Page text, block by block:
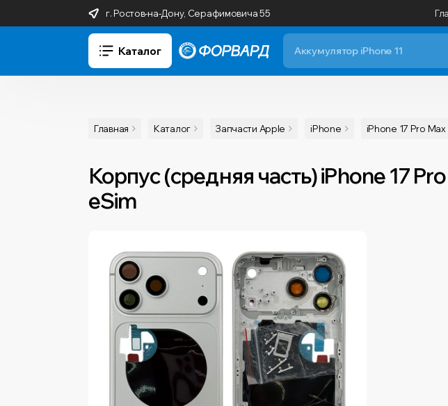
г. Ростов-на-Дону, Серафимовича 55
Каталог
Главная Каталог Запчасти Apple iPhone iPhone 17 Pro Max
Корпус (средняя часть) iPhone 17
eSim